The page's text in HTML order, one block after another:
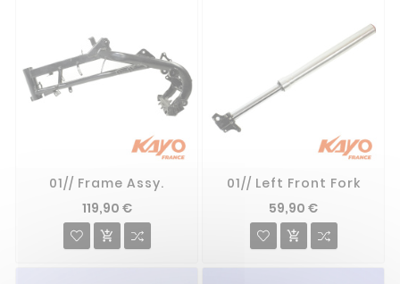
01// Frame Assy.
119,90 €

01// Left Front Fork
59,90 €
